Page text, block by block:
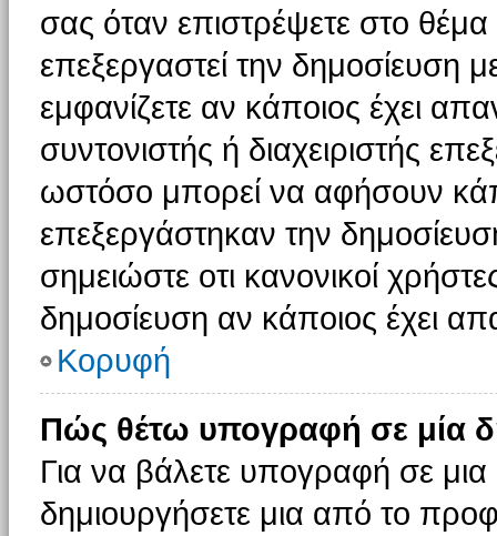
σας όταν επιστρέψετε στο
επεξεργαστεί την δημοσίευση
εμφανίζετε αν κάποιος έχει
συντονιστής ή διαχειριστής
ωστόσο μπορεί να αφήσουν
επεξεργάστηκαν την
σημειώστε οτι κανονικοί
δημοσίευση αν κάποιος έχει
Κορυφή
Πώς θέτω υπογραφή σε μία
Για να βάλετε υπογραφή σε
δημιουργήσετε μια από το